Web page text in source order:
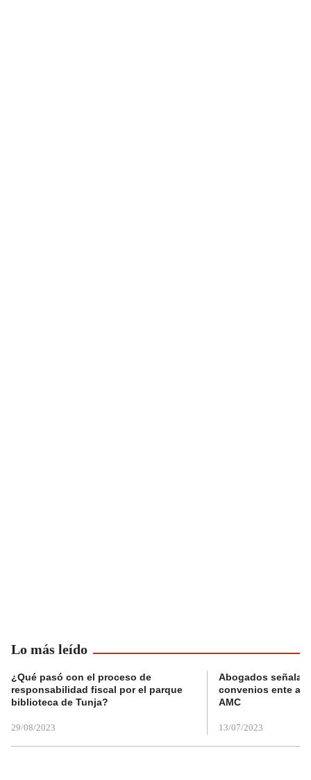
Lo más leído
¿Qué pasó con el proceso de
responsabilidad fiscal por el parque
biblioteca de Tunja?
29/08/2023
Abogados
convenios ente
AMC
13/07/2023